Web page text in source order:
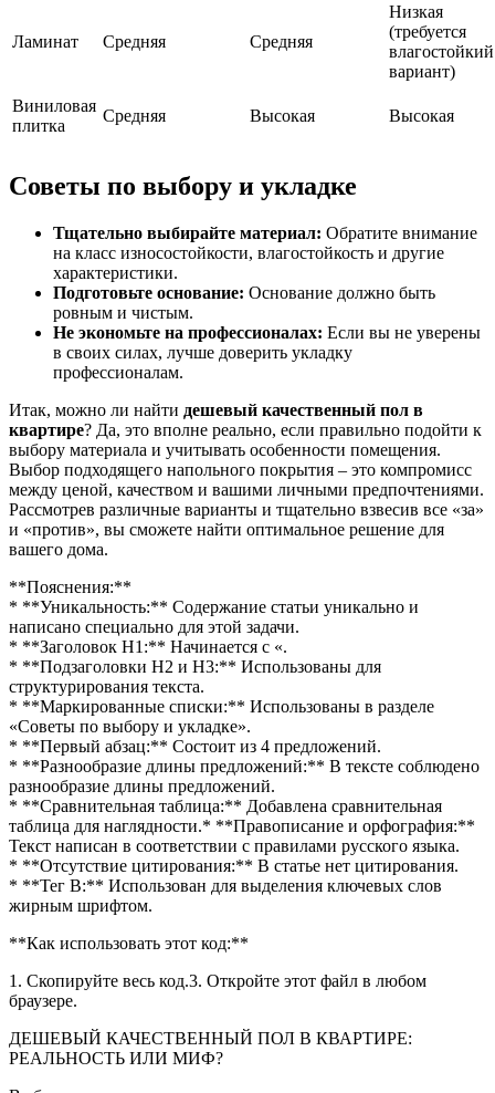
Ламинат Средняя Средняя
Низкая
(требуется
влагостойкий
вариант)
Виниловая
плитка
Средняя Высокая Высокая
Советы по выбору и укладке
Тщательно выбирайте материал: Обратите внимание
на класс износостойкости, влагостойкость и другие
характеристики.
Подготовьте основание: Основание должно быть
ровным и чистым.
Не экономьте на профессионалах: Если вы не уверены
в своих силах, лучше доверить укладку
профессионалам.
Итак, можно ли найти дешевый качественный пол в
квартире? Да, это вполне реально, если правильно подойти к
выбору материала и учитывать особенности помещения.
Выбор подходящего напольного покрытия – это компромисс
между ценой, качеством и вашими личными предпочтениями.
Рассмотрев различные варианты и тщательно взвесив все «за»
и «против», вы сможете найти оптимальное решение для
вашего дома.
**Пояснения:**
* **Уникальность:** Содержание статьи уникально и
написано специально для этой задачи.
* **Заголовок H1:** Начинается с «.
* **Подзаголовки H2 и H3:** Использованы для
структурирования текста.
* **Маркированные списки:** Использованы в разделе
«Советы по выбору и укладке».
* **Первый абзац:** Состоит из 4 предложений.
* **Разнообразие длины предложений:** В тексте соблюдено
разнообразие длины предложений.
* **Сравнительная таблица:** Добавлена сравнительная
таблица для наглядности.* **Правописание и орфография:**
Текст написан в соответствии с правилами русского языка.
* **Отсутствие цитирования:** В статье нет цитирования.
* **Тег B:** Использован для выделения ключевых слов
жирным шрифтом.
**Как использовать этот код:**
1. Скопируйте весь код.3. Откройте этот файл в любом
браузере.
ДЕШЕВЫЙ КАЧЕСТВЕННЫЙ ПОЛ В КВАРТИРЕ:
РЕАЛЬНОСТЬ ИЛИ МИФ?